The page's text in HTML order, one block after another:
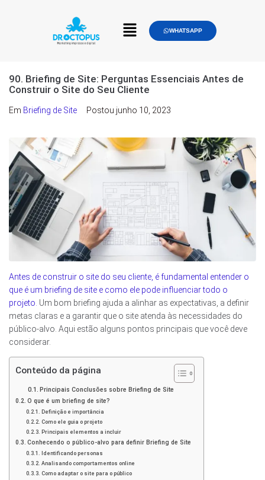
WHATSAPP
90. Briefing de Site: Perguntas Essenciais Antes de
Construir o Site do Seu Cliente
Em Briefing de Site Postou junho 10, 2023
Antes de construir o site do seu cliente, é fundamental entender o
que é um briefing de site e como ele pode influenciar todo o
projeto. Um bom briefing ajuda a alinhar as expectativas, a definir
metas claras e a garantir que o site atenda às necessidades do
público-alvo. Aqui estão alguns pontos principais que você deve
considerar.
Conteúdo da página
Principais Conclusões sobre Briefing de Site
O que é um briefing de site?
Definição e importância
Como ele guia o projeto
Principais elementos a incluir
Conhecendo o público-alvo para definir Briefing de Site
Identificando personas
Analisando comportamentos online
Como adaptar o site para o público